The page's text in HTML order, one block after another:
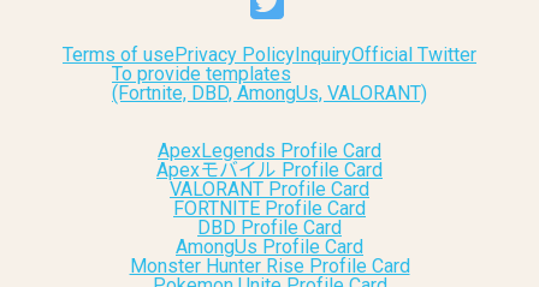
Terms of usePrivacy Policy InquiryOfficial Twitter
To provide templates
(Fortnite, DBD, AmongUs, VALORANT)
ApexLegends Profile Card
Apexモバイル Profile Card
VALORANT Profile Card
FORTNITE Profile Card
DBD Profile Card
AmongUs Profile Card
Monster Hunter Rise Profile Card